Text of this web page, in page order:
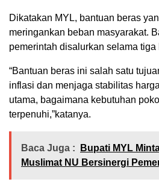
Dikatakan MYL, bantuan beras
meringankan beban masyarakat.
pemerintah disalurkan selama tiga
“Bantuan beras ini salah satu
inflasi dan menjaga stabilitas
utama, bagaimana kebutuhan
terpenuhi,”katanya.
Baca Juga :
Bupati MYL
Muslimat NU Bersinergi